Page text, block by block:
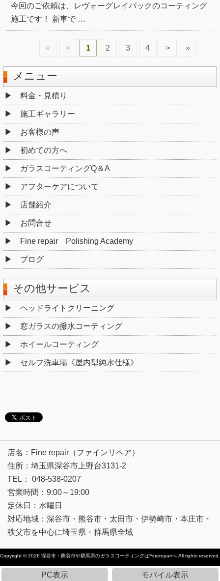
今回のご依頼は、レヴォーグレイバックのコーティング
施工です！ 新車で …
« < 1 2 3 4 > »
メニュー
料金・見積り
施工ギャラリー
お客様の声
初めての方へ
ガラスコーティングQ＆A
アフターケアについて
店舗紹介
お問合せ
Fine repair Polishing Academy
ブログ
その他サービス
ヘッドライトクリーニング
窓ガラスの撥水コーティング
ホイールコーティング
セルフ洗車場《屋内型純水仕様》
店名：Fine repair（ファインリペア）
住所：埼玉県深谷市上野台3131-2
TEL： 048-538-0207
営業時間：9:00～19:00
定休日：水曜日
対応地域：深谷市・熊谷市・太田市・伊勢崎市・本庄市・
秩父市を中心に埼玉県・群馬県全域
Copyright © 2026 深谷市・熊谷市や群馬県のガラスコーティングはFinerepairへ All rights reserved.
PC表示 モバイル表示